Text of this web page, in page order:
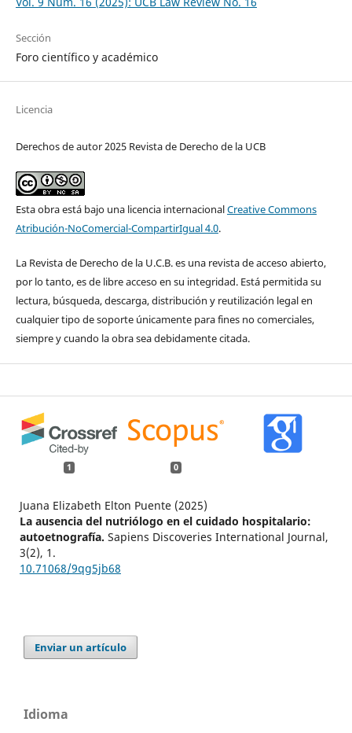
Sección
Foro científico y académico
Licencia
Derechos de autor 2025 Revista de Derecho de la UCB
Esta obra está bajo una licencia internacionalCreative Commons
Atribución-NoComercial-CompartirIgual 4.0.
La Revista de Derecho de la U.C.B. es una revista de acceso abierto,
por lo tanto, es de libre acceso en su integridad. Está permitida su
lectura, búsqueda, descarga, distribución y reutilización legal en
cualquier tipo de soporte únicamente para fines no comerciales,
siempre y cuando la obra sea debidamente citada.
1 0
Juana Elizabeth Elton Puente (2025)
La ausencia del nutriólogo en el cuidado hospitalario:
autoetnografía. Sapiens Discoveries International Journal,
3(2), 1.
10.71068/9qg5jb68
Enviar un artículo
Idioma